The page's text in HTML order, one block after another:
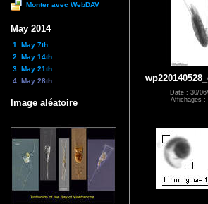
Monter avec WebDAV
May 2014
1. May 7th
2. May 14th
3. May 21th
4. May 28th
Image aléatoire
Date : 30/
Affichages :